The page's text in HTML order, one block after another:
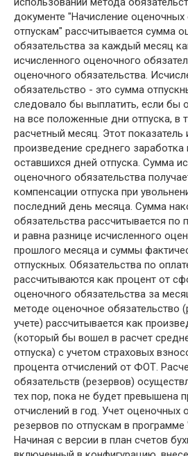
документе "Начисление оценочных
отпускам" рассчитывается сумма
обязательства за каждый месяц
исчисленного оценочного
оценочного обязательства.
обязательство - это сумма
следовало бы выплатить, если бы
на все положенные дни отпуска, в
расчетный месяц. Этот показатель
произведение среднего заработка
оставшихся дней отпуска. Сумма
оценочного обязательства
компенсации отпуска при
последний день месяца. Сумма
обязательства рассчитывается
и равна разнице исчисленного
прошлого месяца и суммы
отпускных. Обязательства по
рассчитываются как процент от
оценочного обязательства за
методе оценочное обязательство
учете) рассчитывается как
(который бы вошел в расчет
отпуска) с учетом страховых
процента отчислений от ФОТ.
обязательств (резервов)
тех пор, пока не будет превышена
отчислений в год. Учет оценочных
резервов по отпускам в программе
Начиная с версии в план счетов